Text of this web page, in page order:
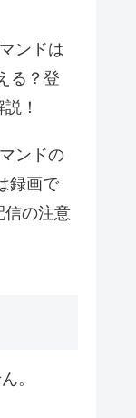
ンドは
る？登
！
ンドの
録画で
信の注意
。